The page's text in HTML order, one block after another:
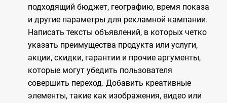
подходящий бюджет, географию, время показа
и другие параметры для рекламной кампании.
Написать тексты объявлений, в которых четко
указать преимущества продукта или услуги,
акции, скидки, гарантии и прочие аргументы,
которые могут убедить пользователя
совершить переход. Добавить креативные
элементы, такие как изображения, видео или